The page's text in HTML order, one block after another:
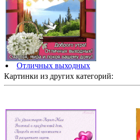
Отличных выходных
Картинки из других категорий: